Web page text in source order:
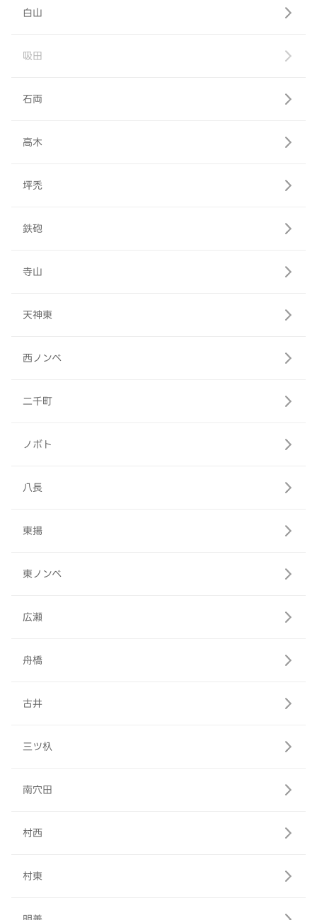
白山
吸田
石両
高木
坪禿
鉄砲
寺山
天神東
西ノンベ
二千町
ノボト
八長
東揚
東ノンベ
広瀬
舟橋
古井
三ツ杁
南穴田
村西
村東